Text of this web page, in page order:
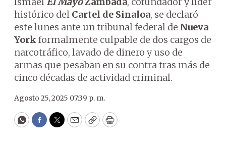
histórico del Cartel de Sinaloa, se declaró
este lunes ante un tribunal federal de Nueva
York formalmente culpable de dos cargos de
narcotráfico, lavado de dinero y uso de
armas que pesaban en su contra tras más de
cinco décadas de actividad criminal.
Agosto 25, 2025 07:39 p. m.
WhatsApp
Facebook
Twitter
EmailCopyPrint